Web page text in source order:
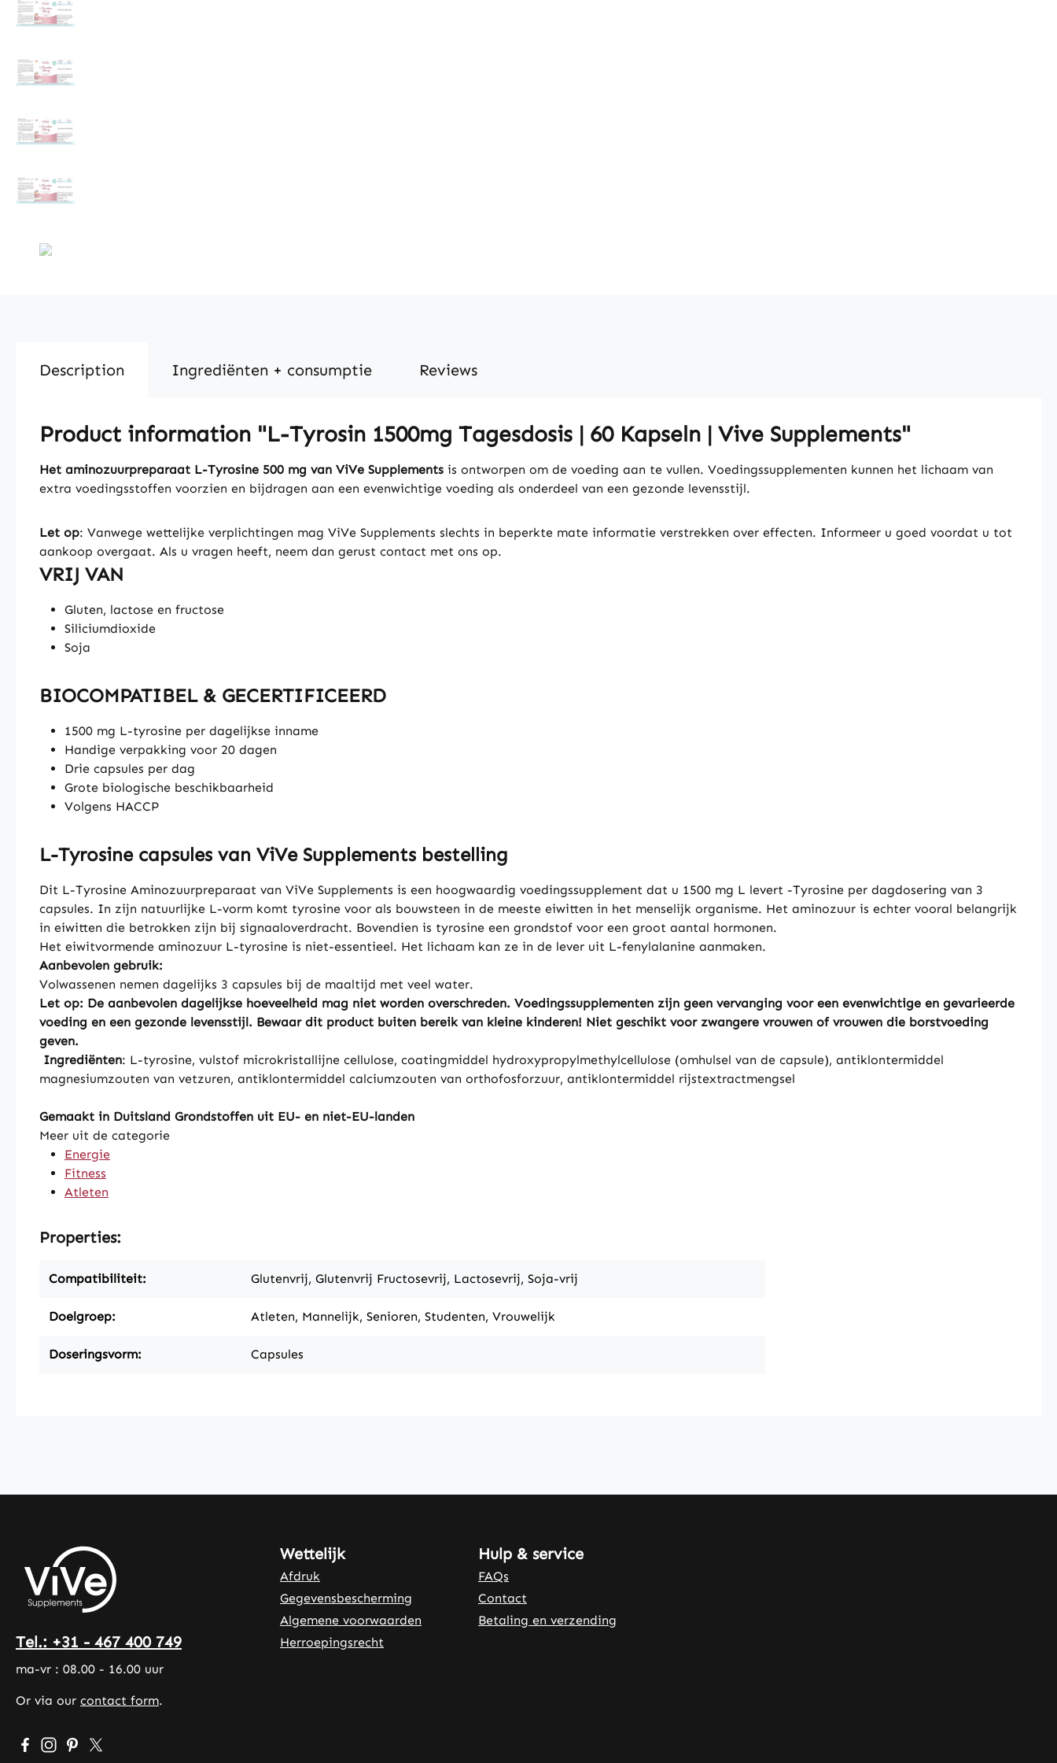
Description Ingrediënten + consumptie Reviews
Product information "L-Tyrosin 1500mg Tagesdosis | 60 Kapseln | Vive Supplements"
Het aminozuurpreparaat L-Tyrosine 500 mg van ViVe Supplements is ontworpen om de voeding aan te vullen. Voedingssupplementen kunnen het lichaam van
extra voedingsstoffen voorzien en bijdragen aan een evenwichtige voeding als onderdeel van een gezonde levensstijl.
Let op: Vanwege wettelijke verplichtingen mag ViVe Supplements slechts in beperkte mate informatie verstrekken over effecten. Informeer u goed voordat u tot
aankoop overgaat. Als u vragen heeft, neem dan gerust contact met ons op.
VRIJ VAN
Gluten, lactose en fructose
Siliciumdioxide
Soja
BIOCOMPATIBEL & GECERTIFICEERD
1500 mg L-tyrosine per dagelijkse inname
Handige verpakking voor 20 dagen
Drie capsules per dag
Grote biologische beschikbaarheid
Volgens HACCP
L-Tyrosine capsules van ViVe Supplements bestelling
Dit L-Tyrosine Aminozuurpreparaat van ViVe Supplements is een hoogwaardig voedingssupplement dat u 1500 mg L levert -Tyrosine per dagdosering van 3
capsules. In zijn natuurlijke L-vorm komt tyrosine voor als bouwsteen in de meeste eiwitten in het menselijk organisme. Het aminozuur is echter vooral belangrijk
in eiwitten die betrokken zijn bij signaaloverdracht. Bovendien is tyrosine een grondstof voor een groot aantal hormonen.
Het eiwitvormende aminozuur L-tyrosine is niet-essentieel. Het lichaam kan ze in de lever uit L-fenylalanine aanmaken.
Aanbevolen gebruik:
Volwassenen nemen dagelijks 3 capsules bij de maaltijd met veel water.
Let op: De aanbevolen dagelijkse hoeveelheid mag niet worden overschreden. Voedingssupplementen zijn geen vervanging voor een evenwichtige en gevarieerde
voeding en een gezonde levensstijl. Bewaar dit product buiten bereik van kleine kinderen! Niet geschikt voor zwangere vrouwen of vrouwen die borstvoeding
geven.
Ingrediënten: L-tyrosine, vulstof microkristallijne cellulose, coatingmiddel hydroxypropylmethylcellulose (omhulsel van de capsule), antiklontermiddel
magnesiumzouten van vetzuren, antiklontermiddel calciumzouten van orthofosforzuur, antiklontermiddel rijstextractmengsel
Gemaakt in Duitsland Grondstoffen uit EU- en niet-EU-landen
Meer uit de categorie
Energie
Fitness
Atleten
Properties:
Compatibiliteit: Glutenvrij, Glutenvrij Fructosevrij, Lactosevrij, Soja-vrij
Doelgroep: Atleten, Mannelijk, Senioren, Studenten, Vrouwelijk
Doseringsvorm: Capsules
Tel.: +31 - 467 400 749
ma-vr : 08.00 - 16.00 uur
Or via our contact form.
Visit us on Facebook – opens in a new browser tab (external link)
Check us out on Instagram – opens in a new browser tab (external link)
Get inspired on Pinterest – opens in a new browser tab (external link)
Follow us on X – opens in a new browser tab (external link)
Wettelijk
Afdruk
Gegevensbescherming
Algemene voorwaarden
Herroepingsrecht
Hulp & service
FAQs
Contact
Betaling en verzending